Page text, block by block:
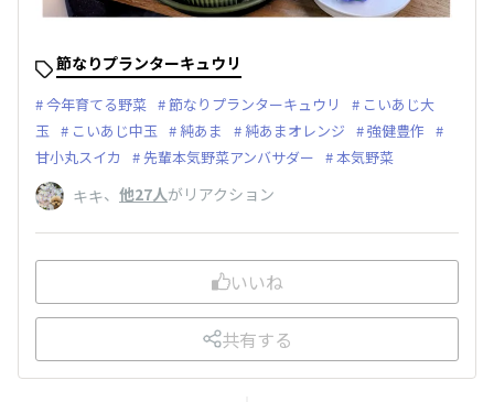
節なりプランターキュウリ
今年育てる野菜 節なりプランターキュウリ
こいあじ大
玉
こいあじ中玉 純あま 純あまオレンジ
強健豊作
甘小丸スイカ
先輩本気野菜アンバサダー 本気野菜
キキ、 他27人がリアクション
いいね
共有する